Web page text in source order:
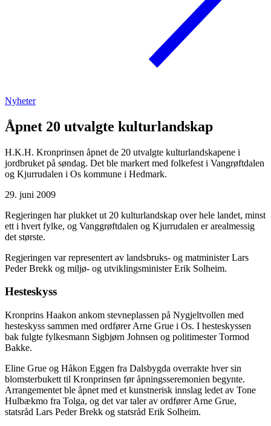
Nyheter
Åpnet 20 utvalgte kulturlandskap
H.K.H. Kronprinsen åpnet de 20 utvalgte kulturlandskapene i
jordbruket på søndag. Det ble markert med folkefest i Vangrøftdalen
og Kjurrudalen i Os kommune i Hedmark.
29. juni 2009
Regjeringen har plukket ut 20 kulturlandskap over hele landet, minst
ett i hvert fylke, og Vanggrøftdalen og Kjurrudalen er arealmessig
det største.
Regjeringen var representert av landsbruks- og matminister Lars
Peder Brekk og miljø- og utviklingsminister Erik Solheim.
Hesteskyss
Kronprins Haakon ankom stevneplassen på Nygjeltvollen med
hesteskyss sammen med ordfører Arne Grue i Os. I hesteskyssen
bak fulgte fylkesmann Sigbjørn Johnsen og politimester Tormod
Bakke.
Eline Grue og Håkon Eggen fra Dalsbygda overrakte hver sin
blomsterbukett til Kronprinsen før åpningsseremonien begynte.
Arrangementet ble åpnet med et kunstnerisk innslag ledet av Tone
Hulbækmo fra Tolga, og det var taler av ordfører Arne Grue,
statsråd Lars Peder Brekk og statsråd Erik Solheim.